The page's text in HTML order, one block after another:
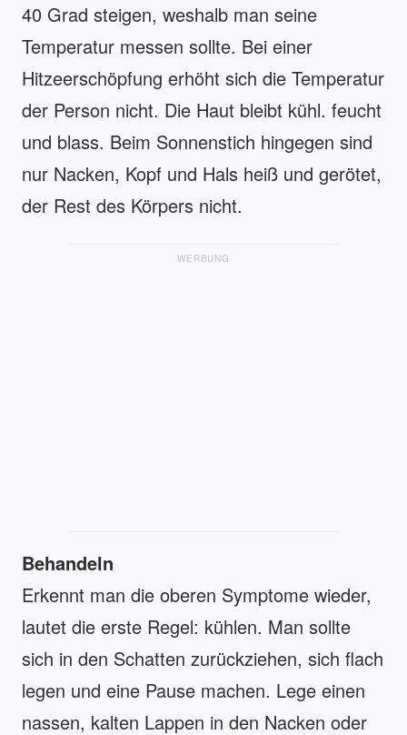
40 Grad steigen, weshalb man seine
Temperatur messen sollte. Bei einer
Hitzeerschöpfung erhöht sich die Temperatur
der Person nicht. Die Haut bleibt kühl. feucht
und blass. Beim Sonnenstich hingegen sind
nur Nacken, Kopf und Hals heiß und gerötet,
der Rest des Körpers nicht.
WERBUNG
Behandeln
Erkennt man die oberen Symptome wieder,
lautet die erste Regel: kühlen. Man sollte
sich in den Schatten zurückziehen, sich flach
legen und eine Pause machen. Lege einen
nassen, kalten Lappen in den Nacken oder